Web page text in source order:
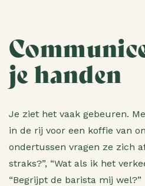
je handen
Je ziet het vaak gebeuren.
in de rij voor een koffie van
ondertussen vragen ze zich
straks?”, “Wat als ik het
“Begrijpt de barista mij wel?”